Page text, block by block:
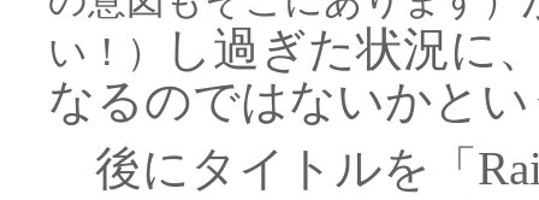
い！）
し過ぎた状況に
なるのではないかと
後にタイトルを「